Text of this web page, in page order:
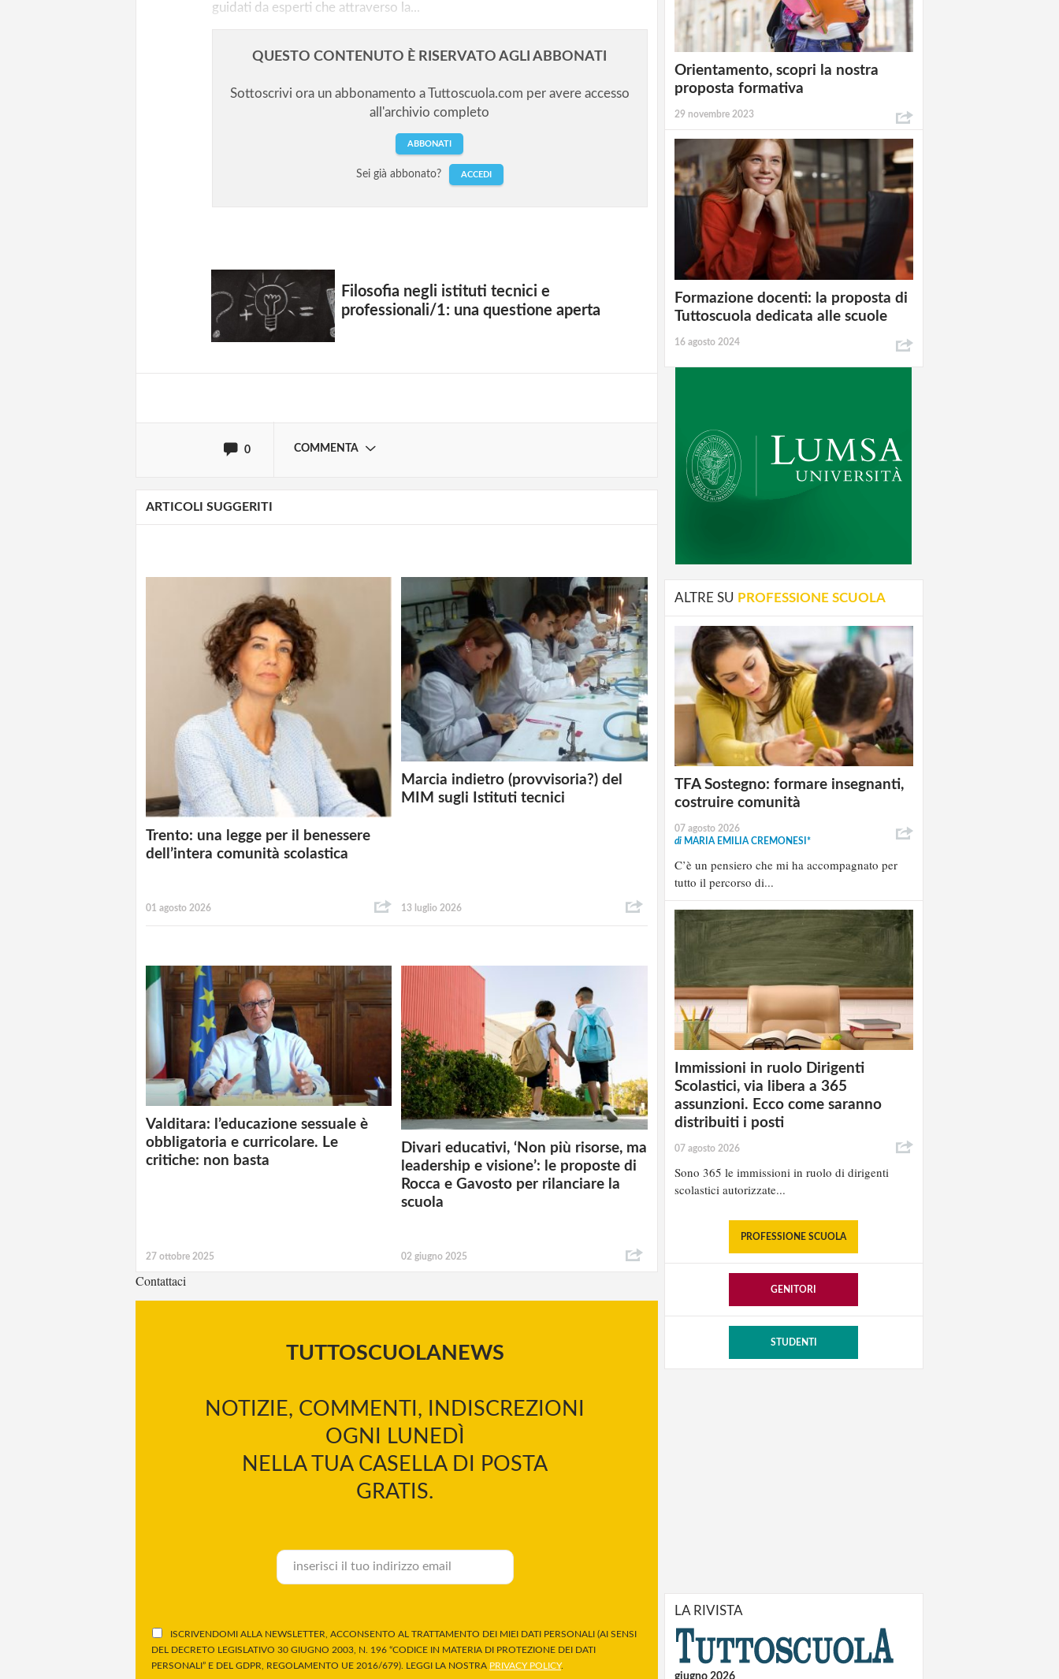
guidati da esperti che attraverso la...
QUESTO CONTENUTO È RISERVATO AGLI ABBONATI
Sottoscrivi ora un abbonamento a Tuttoscuola.com per avere accesso
all'archivio completo
ABBONATI
Sei già abbonato? ACCEDI
Filosofia negli istituti tecnici e
professionali/1: una questione aperta
0 COMMENTA
Solo gli utenti registrati possono commentare!
Effettua il o
ARTICOLI SUGGERITI
Trento: una legge per il benessere
dell’intera comunità scolastica
01 agosto 2026
Marcia indietro (provvisoria?) del
MIM sugli Istituti tecnici
13 luglio 2026
Valditara: l’educazione sessuale è
obbligatoria e curricolare. Le
critiche: non basta
27 ottobre 2025
Divari educativi, ‘Non più risorse, ma
leadership e visione’: le proposte di
Rocca e Gavosto per rilanciare la
scuola
02 giugno 2025
Contattaci
TUTTOSCUOLANEWS
NOTIZIE, COMMENTI, INDISCREZIONI
OGNI LUNEDÌ
NELLA TUA CASELLA DI POSTA
GRATIS.
ISCRIVENDOMI ALLA NEWSLETTER, ACCONSENTO AL TRATTAMENTO DEI MIEI DATI PERSONALI (AI SENSI
DEL DECRETO LEGISLATIVO 30 GIUGNO 2003, N. 196 “CODICE IN MATERIA DI PROTEZIONE DEI DATI
PERSONALI” E DEL GDPR, REGOLAMENTO UE 2016/679). LEGGI LA NOSTRA PRIVACY POLICY.
Orientamento, scopri la nostra
proposta formativa
29 novembre 2023
Formazione docenti: la proposta di
Tuttoscuola dedicata alle scuole
16 agosto 2024
ALTRE SU PROFESSIONE SCUOLA
TFA Sostegno: formare insegnanti,
costruire comunità
07 agosto 2026
di MARIA EMILIA CREMONESI*
C’è un pensiero che mi ha accompagnato per
tutto il percorso di...
Immissioni in ruolo Dirigenti
Scolastici, via libera a 365
assunzioni. Ecco come saranno
distribuiti i posti
07 agosto 2026
Sono 365 le immissioni in ruolo di dirigenti
scolastici autorizzate...
PROFESSIONE SCUOLA
GENITORI
STUDENTI
LA RIVISTA
giugno 2026